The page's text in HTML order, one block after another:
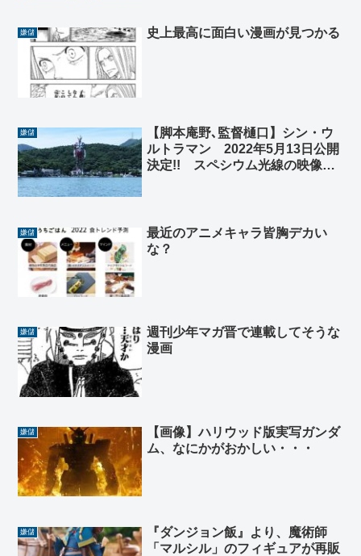
嫌儲 史上最高に面白い漫画が見つかる
嫌儲
【脚本庵野､監督樋口】シン・ウ
ルトラマン 2022年5月13日公開
決定!! スペシウム光線の映像解
嫌儲
最近のアニメキャラ皆胸デカい
な？
嫌儲
週刊少年マガ晋で連載してそうな
漫画
嫌儲
【画像】ハリウッド版実写ガンダ
ム、なにかがおかしい・・・
嫌儲
『ダンジョン飯』より、魔術師
「マルシル」のフィギュアが再販